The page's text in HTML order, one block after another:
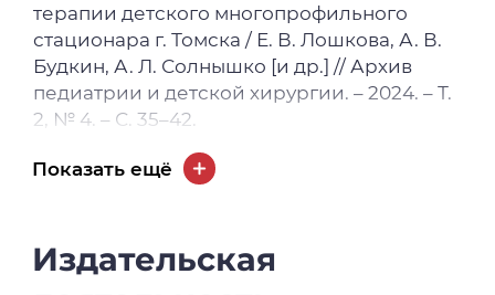
терапии детского многопрофильного
стационара г. Томска / Е. В. Лошкова, А. В.
Будкин, А. Л. Солнышко [и др.] // Архив
педиатрии и детской хирургии. – 2024. – Т.
2, № 4. – С. 35–42.
2023
клинического случая и систематический
мета-анализ / Г. Н. Янкина, Е. В. Лошкова, И.
Показать ещё
Издательская